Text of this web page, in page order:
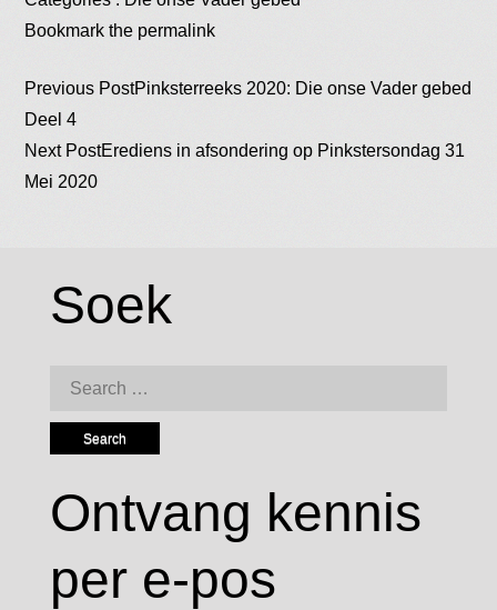
Bookmark the permalink
Post
navigation
Previous PostPinksterreeks 2020: Die onse Vader gebed
Deel 4
Next PostErediens in afsondering op Pinkstersondag 31
Mei 2020
Soek
Search
Ontvang kennis
per e-pos